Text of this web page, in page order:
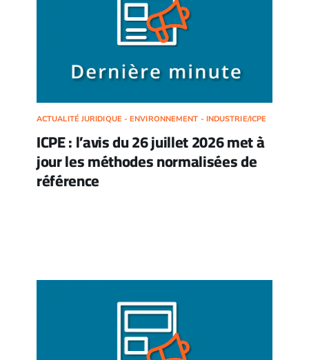
ACTUALITÉ JURIDIQUE - ENVIRONNEMENT - INDUSTRIE/ICPE
ICPE : l’avis du 26 juillet 2026 met à
jour les méthodes normalisées de
référence